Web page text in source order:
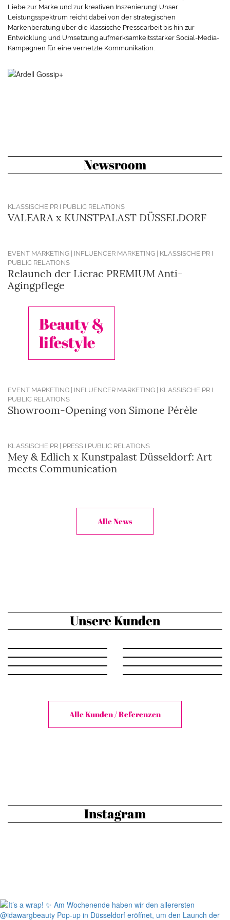
Liebe zur Marke und zur kreativen Inszenierung! Unser
Leistungsspektrum reicht dabei von der strategischen
Markenberatung über die klassische Pressearbeit bis hin zur
Entwicklung und Umsetzung aufmerksamkeitsstarker Social-Media-
Kampagnen für eine vernetzte Kommunikation.
Newsroom
KLASSISCHE PR I PUBLIC RELATIONS
VALEARA x KUNSTPALAST DÜSSELDORF
EVENT MARKETING | INFLUENCER MARKETING | KLASSISCHE PR I
PUBLIC RELATIONS
Relaunch der Lierac PREMIUM Anti-
Agingpflege
Beauty &
lifestyle
EVENT MARKETING | INFLUENCER MARKETING | KLASSISCHE PR I
PUBLIC RELATIONS
Showroom-Opening von Simone Pérèle
KLASSISCHE PR | PRESS I PUBLIC RELATIONS
Mey & Edlich x Kunstpalast Düsseldorf: Art
meets Communication
Alle News
Unsere Kunden
Alle Kunden / Referenzen
Instagram
Datenschutzeinstellungen
Essenziell (1)
Essenzielle Cookies ermöglichen grundlegende Funktionen und sind für
die einwandfreie Funktion der Website erforderlich.
Inhalte von Videoplattformen und Social-Media-Plattformen werden
standardmäßig blockiert. Wenn Cookies von externen Medien akzeptiert
Cookie-Informationen anzeigen